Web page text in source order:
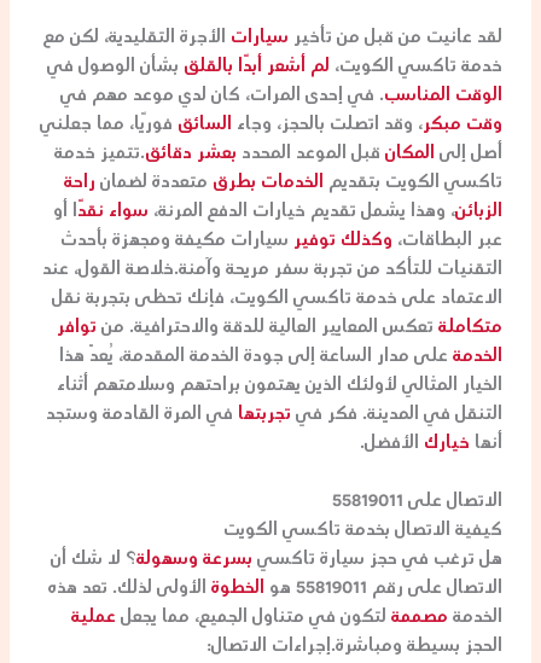
لقد عانيت من قبل من تأخير سيارات الأجرة التقليدية، لكن مع
خدمة تاكسي الكويت، لم أشعر أبدًا بالقلق بشأن الوصول في
الوقت المناسب. في إحدى المرات، كان لدي موعد مهم في
وقت مبكر، وقد اتصلت بالحجز، وجاء السائق فوريًا، مما جعلني
أصل إلى المكانقبل الموعد المحدد بعشر دقائق.تتميز خدمة
تاكسي الكويت بتقديم الخدمات بطرق متعددة لضمان راحة
الزبائن، وهذا يشمل تقديم خيارات الدفع المرنة، سواء نقدًا أو
عبر البطاقات، وكذلك توفير سيارات مكيفة ومجهزة بأحدث
التقنيات للتأكد من تجربة سفر مريحة وآمنة.خلاصة القول، عند
الاعتماد على خدمة تاكسي الكويت، فإنك تحظى بتجربة نقل
متكاملةتعكس المعايير العالية للدقة والاحترافية. منتوافر
الخدمةعلى مدار الساعة إلى جودة الخدمة المقدمة، يُعدّ هذا
الخيار المثالي لأولئك الذين يهتمون براحتهم وسلامتهم أثناء
التنقل في المدينة. فكر في تجربتها في المرة القادمة وستجد
أنها خيارك الأفضل.
الاتصال على 55819011
كيفية الاتصال بخدمة تاكسي الكويت
هل ترغب في حجز سيارة تاكسي بسرعة وسهولة؟ لا شك أن
الاتصال على رقم 55819011 هو
الخطوةالأولى لذلك. تعد هذه
الخدمة مصممةلتكون في متناول الجميع، مما يجعل عملية
الحجز بسيطة ومباشرة.إجراءات الاتصال: